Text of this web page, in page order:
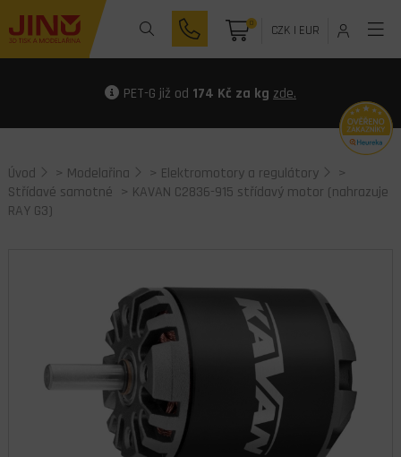
0 CZK| EUR
PET-G již od 174 Kč za kg zde.
Úvod > Modelařina > Elektromotory a regulátory
>
Střídavé samotné > KAVAN C2836-915 střídavý motor (nahrazuje
RAY G3)